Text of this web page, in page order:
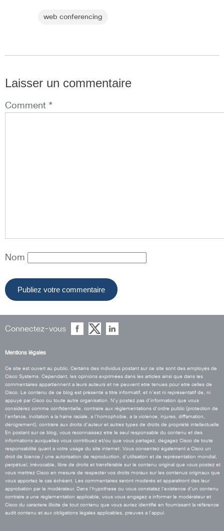
web conferencing
Laisser un commentaire
Comment *
Nom
Connectez-vous
Mentions légales
Ce site est ouvert au public. Certains des individus postant sur ce site sont des employés de
Cisco Systems. Cependant, les opinions exprimées dans les articles ainsi que dans les
commentaires appartiennent a leurs auteurs et ne peuvent etre tenues pour etre celles de
Cisco. Le contenu de ce blog est présenté a titre informatif, et n’est ni représentatif de, ni
appuyé par Cisco ou toute autre organisation. N’y postez pas d’information que vous
considérez comme confidentielle, contraire aux réglementations d’ordre public (protection de
l’enfance, incitation a la haine raciale, a l’homophobie, a la violence, injures, diffamation,
dénigrement), contraire aux droits d’auteur et autres types de droits de propriété intellectuelle.
En postant sur ce blog, vous reconnaissez etre le seul responsable du contenu et des
informations auxquelles vous contribuez et/ou que vous partagez, dégagez Cisco de toute
responsabilité quant a votre usage du site internet. Vous consentez également a Cisco un
droit de licence / une autorisation de reproduction, d’utilisation et de représentation mondial,
perpétuel, irrévocable, libre de droits et transférable sur le contenu original que vous postez et
vous mettrez Cisco en mesure de respecter vos droits moraux sur les contenus originaux que
vous apportez le cas échéant. Les commentaires seront modérés et apparaitront des leur
approbation par le modérateur. Dans l’hypothese ou vous constatez l’existence d’un contenu
contraire a une réglementation applicable, vous vous engagez a informer le modérateur et
Cisco du caractere illicite de tout contenu que vous auriez identifié en fournissant la référence
audit contenu et aux obligations légales applicables, preuves a l’appui.